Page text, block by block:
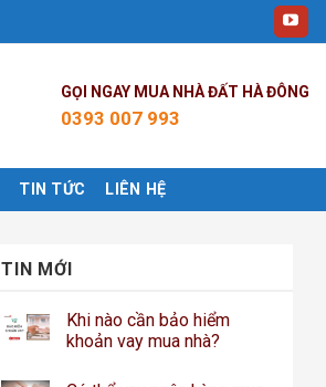
GỌI NGAY MUA NHÀ ĐẤT HÀ ĐÔNG
0393 007 993
TIN TỨC LIÊN HỆ
TIN MỚI
Khi nào cần bảo hiểm
khoản vay mua nhà?